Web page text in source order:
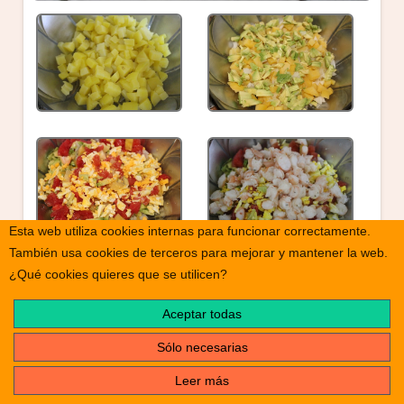
Esta web utiliza cookies internas para funcionar correctamente.
También usa cookies de terceros para mejorar y mantener la web.
¿Qué cookies quieres que se utilicen?
Aceptar todas
Sólo necesarias
Leer más